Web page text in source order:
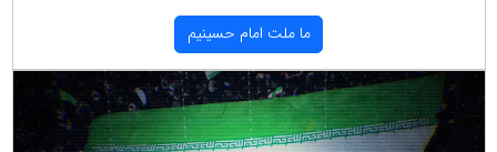
ما ملت امام حسینیم